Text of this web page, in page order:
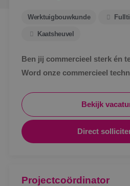
Werktuigbouwkunde
Kaatsheuvel
Ben jij commercieel sterk én
Word onze commercieel
Bekijk
Direct
Projectcoördinator